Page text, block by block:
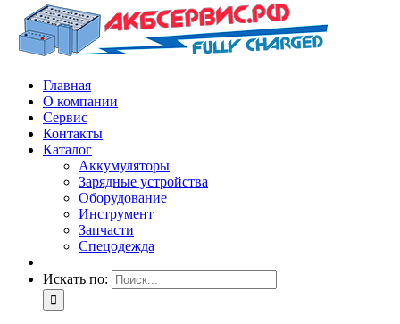
Главная
О компании
Сервис
Контакты
Каталог
Аккумуляторы
Зарядные устройства
Оборудование
Инструмент
Запчасти
Спецодежда
Искать по: